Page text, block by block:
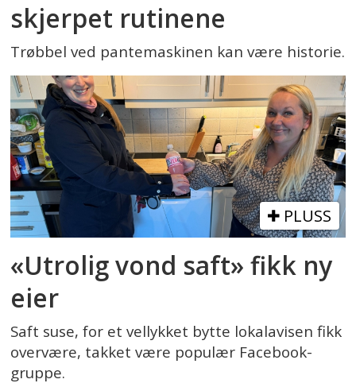
skjerpet rutinene
Trøbbel ved pantemaskinen kan være historie.
PLUSS
«Utrolig vond saft» fikk ny
eier
Saft suse, for et vellykket bytte lokalavisen fikk
overvære, takket være populær Facebook-
gruppe.